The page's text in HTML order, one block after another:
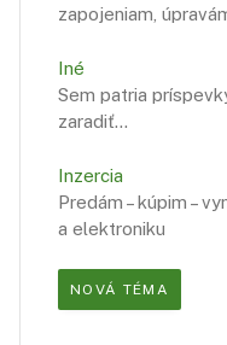
zapojeniam,
Iné
Sem patria
zaradiť…
Inzercia
Predám – kúpim –
a elektroniku
NOVÁ TÉMA